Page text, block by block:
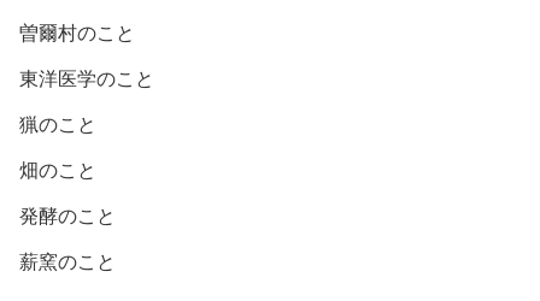
曽爾村のこと
東洋医学のこと
猟のこと
畑のこと
発酵のこと
薪窯のこと